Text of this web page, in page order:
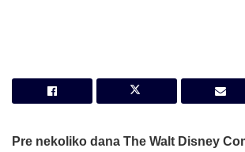
Pre nekoliko dana The Walt Disney